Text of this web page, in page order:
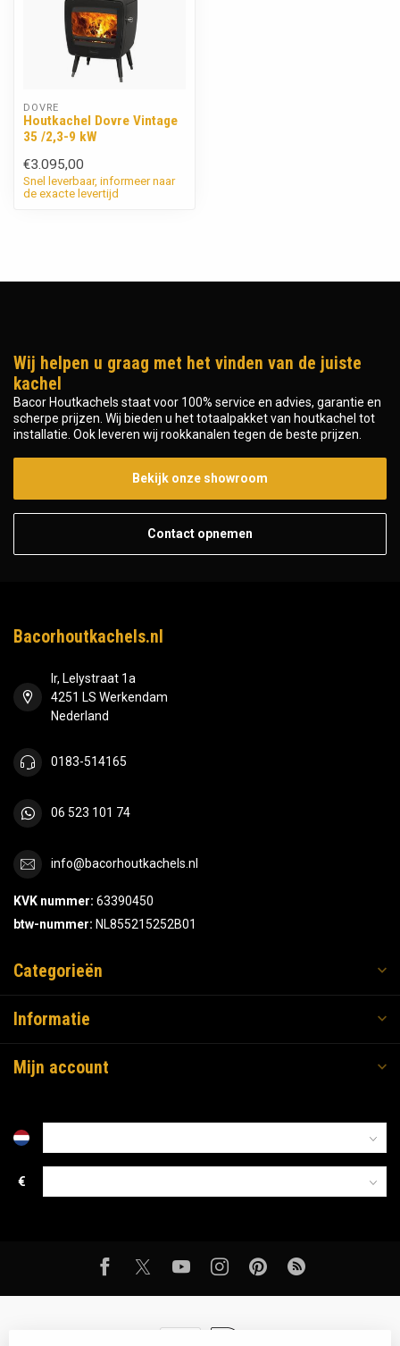
DOVRE
Houtkachel Dovre Vintage
35 /2,3-9 kW
€3.095,00
Snel leverbaar, informeer naar
de exacte levertijd
Wij helpen u graag met het vinden van de juiste
kachel
Bacor Houtkachels staat voor 100% service en advies, garantie en
scherpe prijzen. Wij bieden u het totaalpakket van houtkachel tot
installatie. Ook leveren wij rookkanalen tegen de beste prijzen.
Bekijk onze showroom
Contact opnemen
Bacorhoutkachels.nl
Ir, Lelystraat 1a
4251 LS Werkendam
Nederland
0183-514165
06 523 101 74
info@bacorhoutkachels.nl
KVK nummer: 63390450
btw-nummer: NL855215252B01
Categorieën
Informatie
Mijn account
€